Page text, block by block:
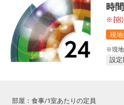
時
[
現
※現地
設定
部屋：食事/1室あたりの定員